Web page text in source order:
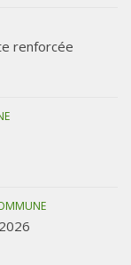
renforcée